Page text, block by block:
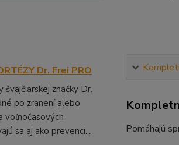
Dr. Frei PRO
švajčiarskej značky Dr.
po zranení alebo
voľnočasových
sa aj ako prevenci...
Pomáhajú